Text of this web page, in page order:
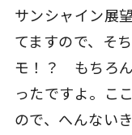
サンシャイン展
てますので、そ
モ！？ もちろ
ったですよ。こ
ので、へんない